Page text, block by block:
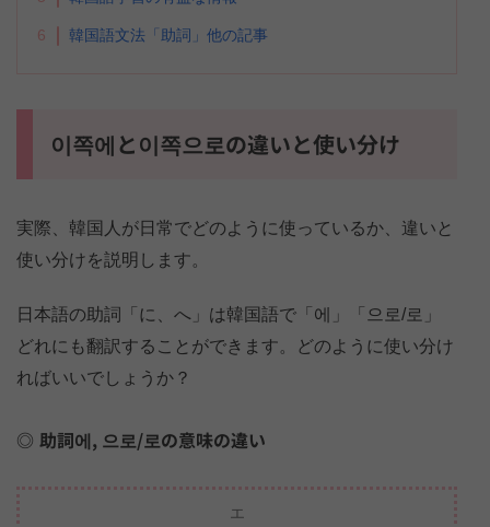
6 韓国語文法「助詞」他の記事
이쪽에と이쪽으로の違いと使い分け
実際、韓国人が日常でどのように使っているか、違いと
使い分けを説明します。
日本語の助詞「に、へ」は韓国語で「에」「으로/로」
どれにも翻訳することができます。どのように使い分け
ればいいでしょうか？
助詞에, 으로/로の意味の違い
エ